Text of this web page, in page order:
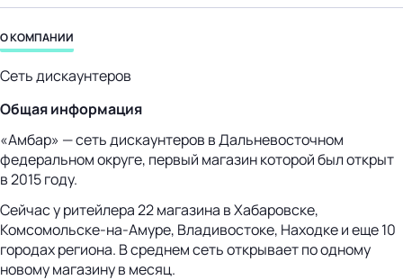
бизнес-центр
О КОМПАНИИ
Сеть дискаунтеров
Общая информация
«Амбар» — сеть дискаунтеров в Дальневосточном
федеральном округе, первый магазин которой был открыт
в 2015 году.
Сейчас у ритейлера 22 магазина в Хабаровске,
Комсомольске-на-Амуре, Владивостоке, Находке и еще 10
городах региона. В среднем сеть открывает по одному
новому магазину в месяц.